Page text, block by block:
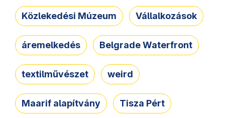
Közlekedési Múzeum Vállalkozások
áremelkedés Belgrade Waterfront
textilművészet weird
Maarif alapítvány Tisza Pért